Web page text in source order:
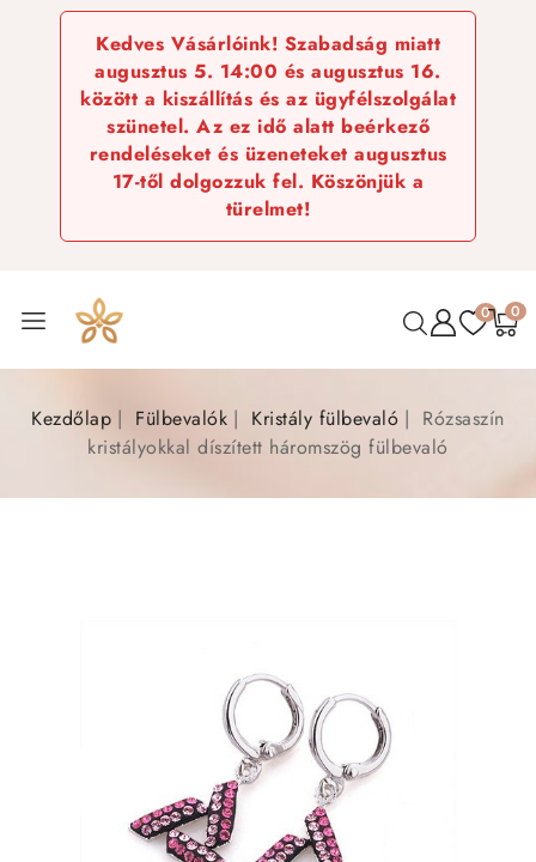
Kedves Vásárlóink! Szabadság miatt
augusztus 5. 14:00 és augusztus 16.
között a kiszállítás és az ügyfélszolgálat
szünetel. Az ez idő alatt beérkező
rendeléseket és üzeneteket augusztus
17-től dolgozzuk fel. Köszönjük a
türelmet!
0 0
Kezdőlap Fülbevalók Kristály fülbevaló
Rózsaszín
kristályokkal díszített háromszög fülbevaló